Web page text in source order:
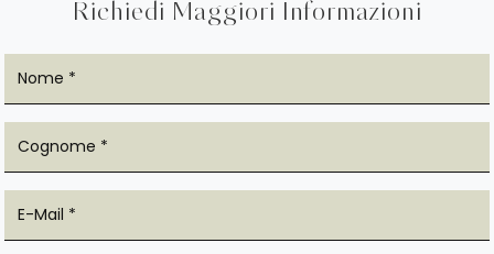
Richiedi Maggiori Informazioni